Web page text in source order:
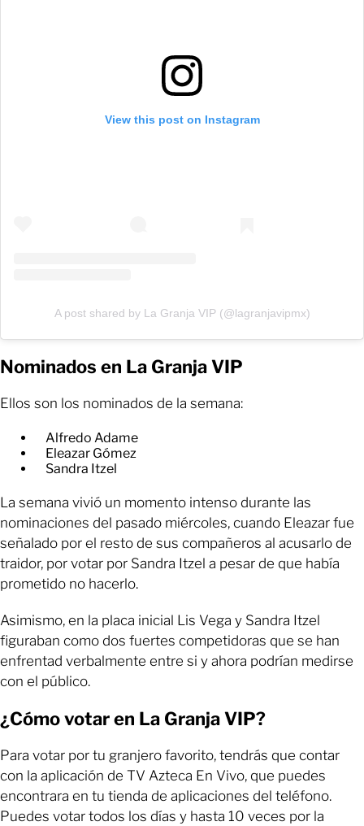
View this post on Instagram
A post shared by La Granja VIP (@lagranjavipmx)
Nominados en La Granja VIP
Ellos son los nominados de la semana:
Alfredo Adame
Eleazar Gómez
Sandra Itzel
La semana vivió un momento intenso durante las
nominaciones del pasado miércoles, cuando Eleazar fue
señalado por el resto de sus compañeros al acusarlo de
traidor, por votar por Sandra Itzel a pesar de que había
prometido no hacerlo.
Asimismo, en la placa inicial Lis Vega y Sandra Itzel
figuraban como dos fuertes competidoras que se han
enfrentad verbalmente entre si y ahora podrían medirse
con el público.
¿Cómo votar en La Granja VIP?
Para votar por tu granjero favorito, tendrás que contar
con la aplicación de TV Azteca En Vivo, que puedes
encontrara en tu tienda de aplicaciones del teléfono.
Puedes votar todos los días y hasta 10 veces por la